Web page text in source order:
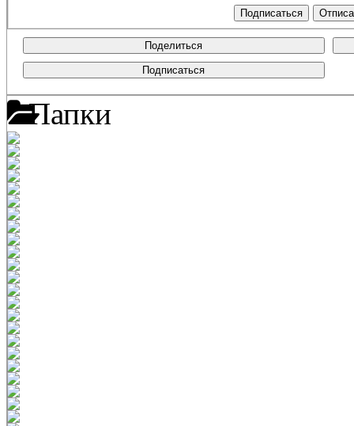
Поделиться
Подписаться
Папки